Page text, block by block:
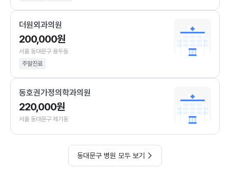
더원외과의원
200,000원
서울 동대문구 용두동
주말진료
동호권가정의학과의원
220,000원
서울 동대문구 제기동
동대문구 병원 모두 보기